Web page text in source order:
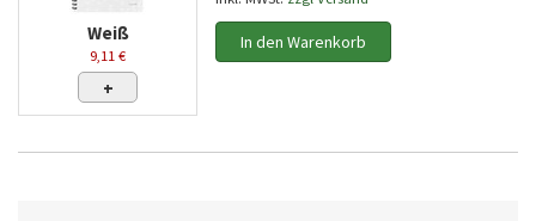
Weiß
9,11 €
+
In den Warenkorb